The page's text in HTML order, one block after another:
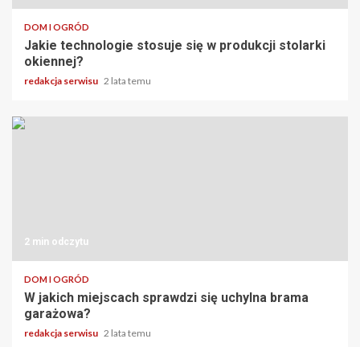
DOM I OGRÓD
Jakie technologie stosuje się w produkcji stolarki
okiennej?
redakcja serwisu 2 lata temu
2 min odczytu
DOM I OGRÓD
W jakich miejscach sprawdzi się uchylna brama
garażowa?
redakcja serwisu 2 lata temu